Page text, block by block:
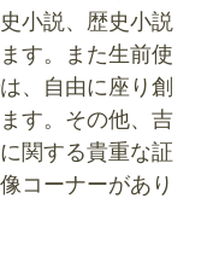
小説、歴史小説
す。また生前使
、自由に座り創
す。その他、吉
関する貴重な証
コーナーがあり